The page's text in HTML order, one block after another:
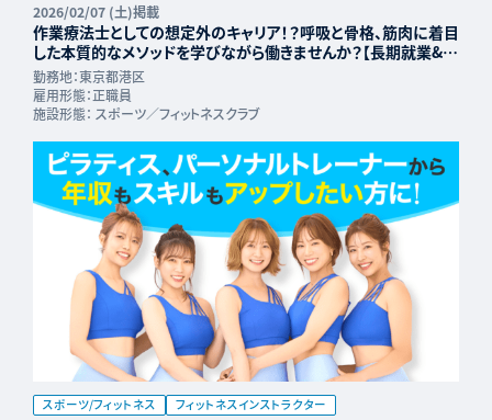
2026/02/07 (土)掲載
作業療法士としての想定外のキャリア！？呼吸と骨格、筋肉に着目
した本質的なメソッドを学びながら働きませんか？【長期就業&年
収UP可能】
勤務地：東京都港区
雇用形態：正職員
施設形態： スポーツ／フィットネスクラブ
スポーツ/フィットネス フィットネスインストラクター